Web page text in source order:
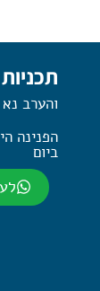
והערב
ביום